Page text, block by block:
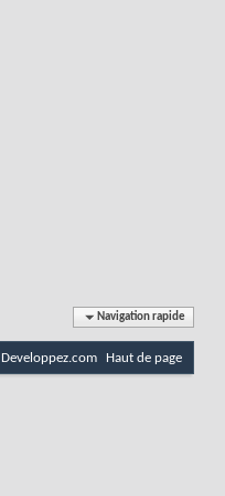
Navigation rapide
Developpez.com Haut de page